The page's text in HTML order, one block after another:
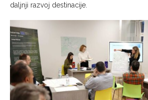
daljnji razvoj destinacije.